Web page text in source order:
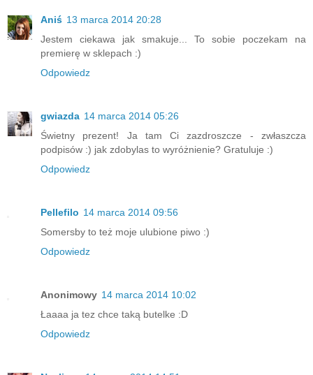
Aniś 13 marca 2014 20:28
Jestem ciekawa jak smakuje... To sobie poczekam na
premierę w sklepach :)
Odpowiedz
gwiazda 14 marca 2014 05:26
Świetny prezent! Ja tam Ci zazdroszcze - zwłaszcza
podpisów :) jak zdobylas to wyróżnienie? Gratuluje :)
Odpowiedz
Pellefilo 14 marca 2014 09:56
Somersby to też moje ulubione piwo :)
Odpowiedz
Anonimowy 14 marca 2014 10:02
Łaaaa ja tez chce taką butelke :D
Odpowiedz